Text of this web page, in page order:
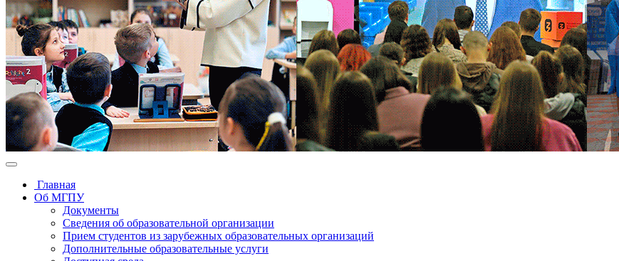
Главная
Об МГПУ
Документы
Сведения об образовательной организации
Прием студентов из зарубежных образовательных организаций
Дополнительные образовательные услуги